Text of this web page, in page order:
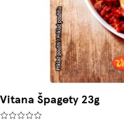
Vitana Špagety 23g